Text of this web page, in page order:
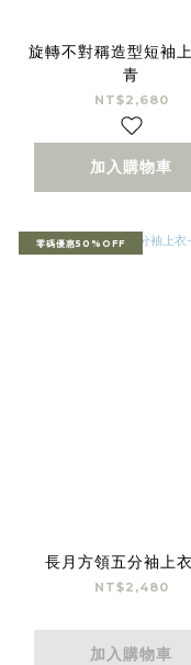
旋轉不對稱造型短袖
青
NT$2,680
加入購物車
零碼優惠50%OFF
長月方領五分袖上
NT$2,480
加入購物車